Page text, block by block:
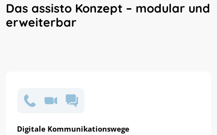
Das assisto Konzept – modular und
erweiterbar
Digitale Kommunikationswege